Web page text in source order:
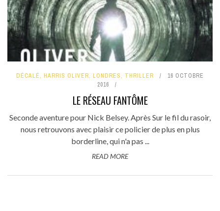
DÉCALÉ, HARRIS OLIVER, LONDRES, THRILLER
16 OCTOBRE
2016
LE RÉSEAU FANTÔME
Seconde aventure pour Nick Belsey. Après Sur le fil du rasoir,
nous retrouvons avec plaisir ce policier de plus en plus
borderline, qui n'a pas ...
READ MORE